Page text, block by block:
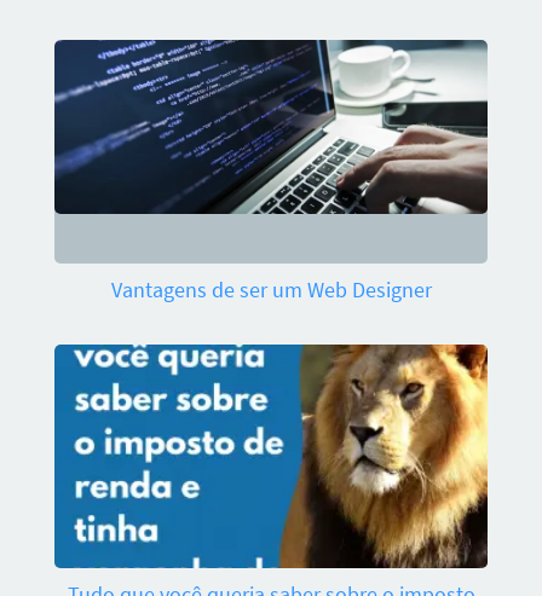
Vantagens de ser um Web Designer